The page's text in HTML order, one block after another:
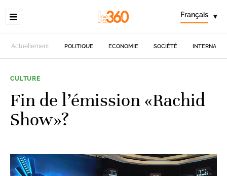
Français ▾
Actuellement POLITIQUE ECONOMIE SOCIÉTÉ
CULTURE
Fin de l’émission «Rachid
Show»?